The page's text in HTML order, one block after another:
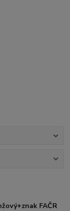
FAČR